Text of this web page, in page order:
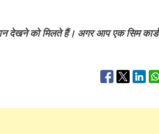
देखने को मिलते हैं। अगर आप एक सिम कार्ड